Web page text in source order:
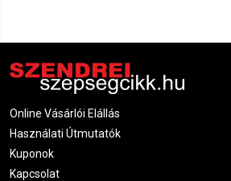
Online Vásárlói Elállás
Használati Útmutatók
Kuponok
Kapcsolat